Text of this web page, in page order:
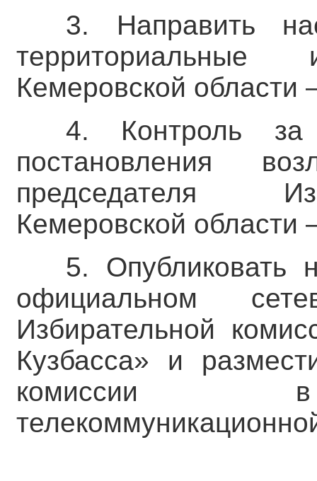
3. Направить
территориальные
Кемеровской области
4. Контроль за
постановления
председателя
Кемеровской области
5. Опубликовать
официальном
Избирательной
Кузбасса» и
комиссии в